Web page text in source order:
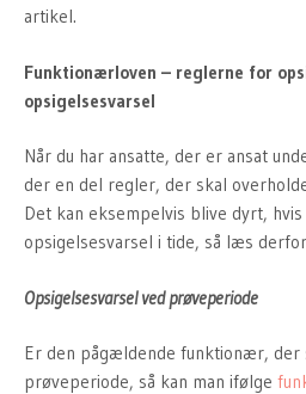
artikel.
Funktionærloven – reglerne for
opsigelsesvarsel
Når du har ansatte, der er ansat
der en del regler, der skal
Det kan eksempelvis blive dyrt,
opsigelsesvarsel i tide, så læs
Opsigelsesvarsel ved prøveperiode
Er den pågældende funktionær, der
prøveperiode, så kan man ifølge